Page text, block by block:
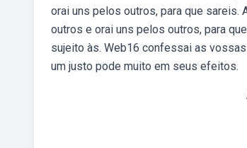
orai uns pelos outros, para que
outros e orai uns pelos outros, para
sujeito às. Web16 confessai as
um justo pode muito em seus efeitos.